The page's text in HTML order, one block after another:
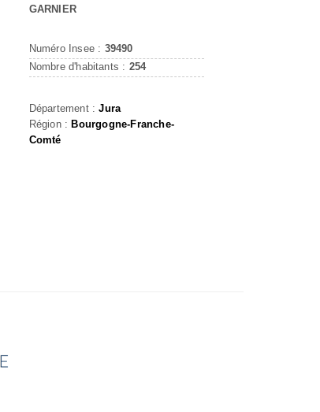
GARNIER
Numéro Insee : 39490
Nombre d'habitants : 254
Département :Jura
Région : Bourgogne-Franche-
Comté